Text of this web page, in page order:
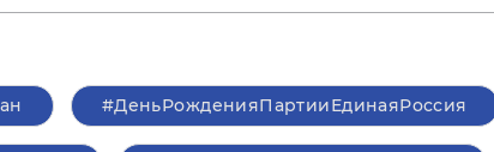
#ДеньРожденияПартииЕдинаяРоссия